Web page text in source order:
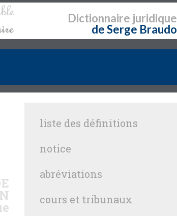
Dictionnaire juridique
de Serge Braudo
liste des définitions
notice
abréviations
cours et tribunaux